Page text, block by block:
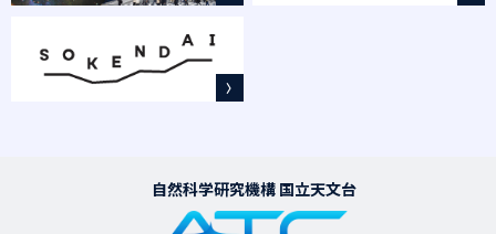
自然科学研究機構 国立天文台